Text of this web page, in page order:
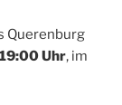
Querenburg
Uhr, im